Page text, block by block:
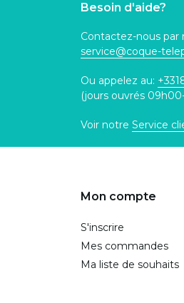
Besoin d'aide?
Contactez-nous par
service@coque-
Ou appelez au:
(jours ouvrés
Voir notre Service
Mon compte
S'inscrire
Mes commandes
Ma liste de souhaits